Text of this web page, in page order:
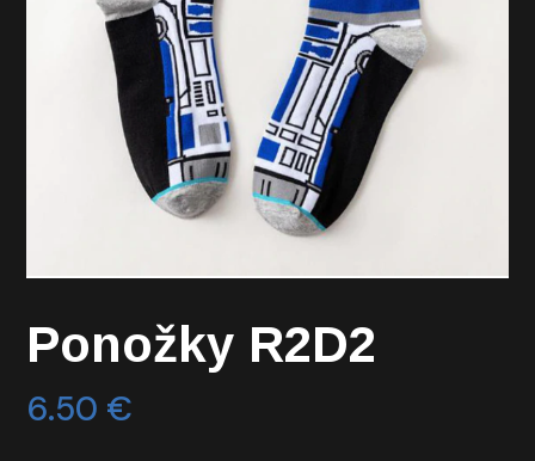
Ponožky R2D2
6.50 €